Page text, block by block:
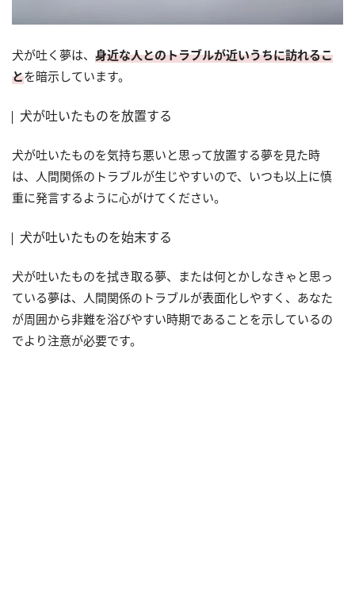
犬が吐く夢は、 身近な人とのトラブルが近いうちに訪れるこ
とを暗示しています。
犬が吐いたものを放置する
犬が吐いたものを気持ち悪いと思って放置する夢を見た時
は、人間関係のトラブルが生じやすいので、いつも以上に慎
重に発言するように心がけてください。
犬が吐いたものを始末する
犬が吐いたものを拭き取る夢、または何とかしなきゃと思っ
ている夢は、人間関係のトラブルが表面化しやすく、あなた
が周囲から非難を浴びやすい時期であることを示しているの
でより注意が必要です。